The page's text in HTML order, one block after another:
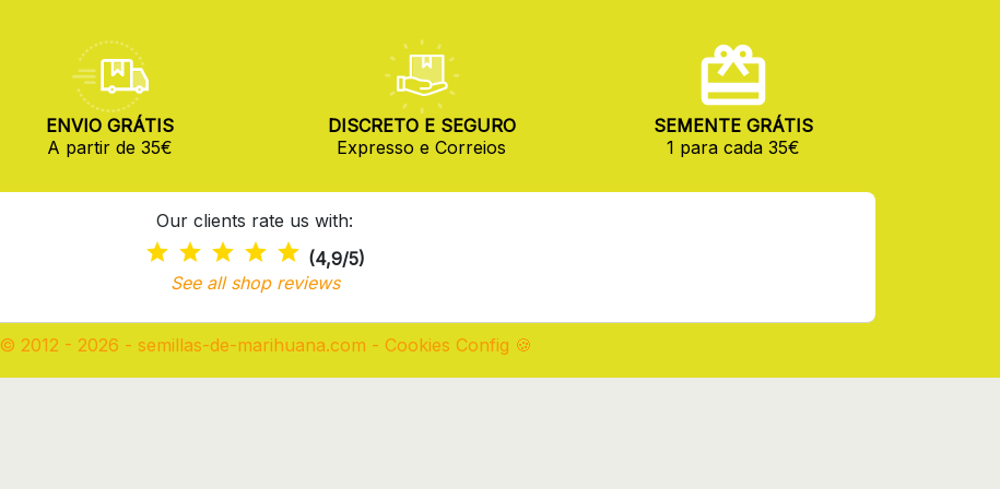
ENVIO GRÁTIS
A partir de 35€
DISCRETO E SEGURO
Expresso e Correios
SEMENTE GRÁTIS
1 para cada 35€
Our clients rate us with:
(4,9/5)
See all shop reviews
© 2012 - 2026 - semillas-de-marihuana.com - Cookies Config 🍪